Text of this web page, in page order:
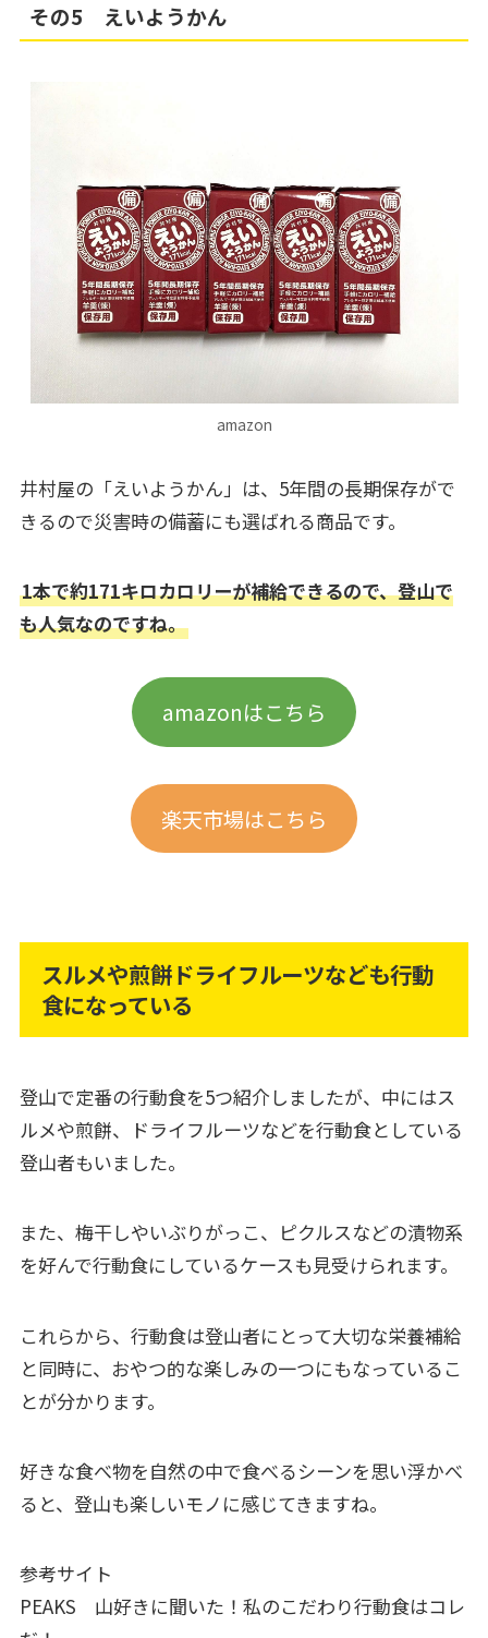
その5 えいようかん
amazon
井村屋の「えいようかん」は、5年間の長期保存がで
きるので災害時の備蓄にも選ばれる商品です。
1本で約171キロカロリーが補給できるので、登山で
も人気なのですね。
amazonはこちら
楽天市場はこちら
スルメや煎餅ドライフルーツなども行動
食になっている
登山で定番の行動食を5つ紹介しましたが、中にはス
ルメや煎餅、ドライフルーツなどを行動食としている
登山者もいました。
また、梅干しやいぶりがっこ、ピクルスなどの漬物系
を好んで行動食にしているケースも見受けられます。
これらから、行動食は登山者にとって大切な栄養補給
と同時に、おやつ的な楽しみの一つにもなっているこ
とが分かります。
好きな食べ物を自然の中で食べるシーンを思い浮かべ
ると、登山も楽しいモノに感じてきますね。
参考サイト
PEAKS 山好きに聞いた！私のこだわり行動食はコレ